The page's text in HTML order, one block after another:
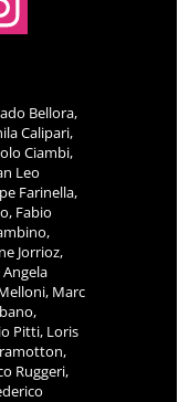
Bellora,
Calipari,
Ciambi,
Leo
Farinella,
Fabio
Jorrioz,
Marc
Pitti, Loris
Ruggeri,